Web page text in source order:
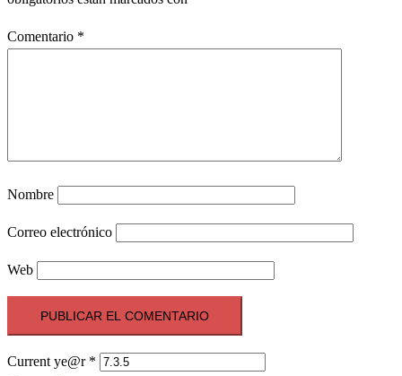
Comentario *
Nombre
Correo electrónico
Web
Current ye@r *